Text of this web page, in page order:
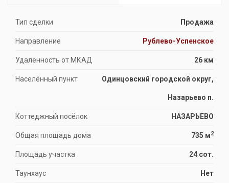
Тип сделки Продажа
Направление Рублево-Успенское
Удаленность от МКАД 26 км
Населённый пункт Одинцовский городской округ,
Назарьево п.
Коттеджный посёлок НАЗАРЬЕВО
Общая площадь дома 735 м2
Площадь участка 24 сот.
Таунхаус Нет